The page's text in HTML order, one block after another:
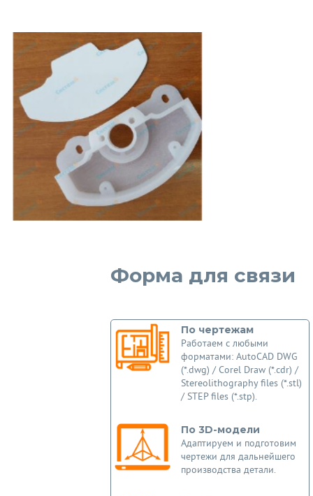
Форма для связи
По чертежам
Работаем с любыми
форматами: AutoCAD DWG
(*.dwg) / Corel Draw (*.cdr) /
Stereolithography files (*.stl)
/ STEP files (*.stp).
По 3D-модели
Адаптируем и подготовим
чертежи для дальнейшего
производства детали.